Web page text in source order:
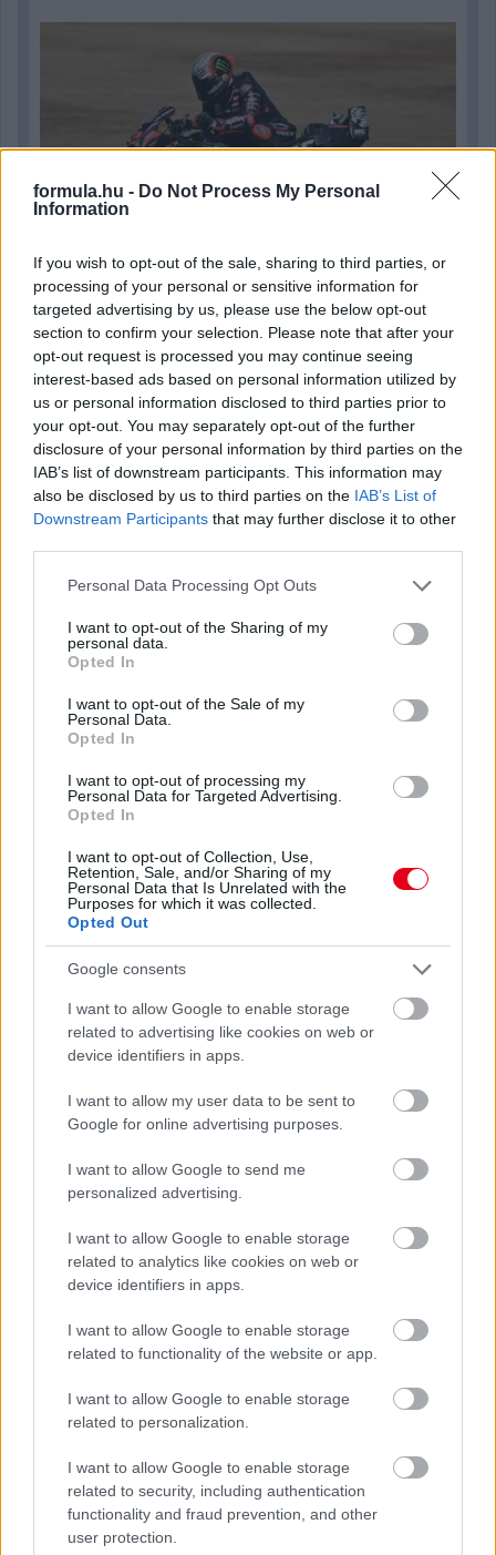
formula.hu - Do Not Process My Personal
Information
If you wish to opt-out of the sale, sharing to third parties, or
processing of your personal or sensitive information for
targeted advertising by us, please use the below opt-out
section to confirm your selection. Please note that after your
opt-out request is processed you may continue seeing
interest-based ads based on personal information utilized by
us or personal information disclosed to third parties prior to
your opt-out. You may separately opt-out of the further
disclosure of your personal information by third parties on the
IAB’s list of downstream participants. This information may
also be disclosed by us to third parties on the IAB’s List of
Downstream Participants that may further disclose it to other
Please note that this website/app uses one or more Google
not limited to your visit or usage behaviour. You may click to
grant or deny consent to Google and its third-party tags to
use your data for below specified purposes in below Google
consent section.
Personal Data Processing Opt Outs
I want to opt-out of the Sharing of my
personal data.
Opted In
I want to opt-out of the Sale of my
Personal Data.
Opted In
I want to opt-out of processing my
Personal Data for Targeted Advertising.
Opted In
I want to opt-out of Collection, Use,
Retention, Sale, and/or Sharing of my
Personal Data that Is Unrelated with the
Purposes for which it was collected.
Opted Out
Google consents
I want to allow Google to enable storage
related to advertising like cookies on web or
device identifiers in apps.
I want to allow my user data to be sent to
Google for online advertising purposes.
I want to allow Google to send me
personalized advertising.
I want to allow Google to enable storage
related to analytics like cookies on web or
device identifiers in apps.
I want to allow Google to enable storage
related to functionality of the website or app.
I want to allow Google to enable storage
related to personalization.
I want to allow Google to enable storage
related to security, including authentication
functionality and fraud prevention, and other
user protection.
5 órája
Sajtó: Az Aston Martintól érkezik Lambiase utódja a Red
Bullhoz?
Óriási bevétel-visszaesést könyvelhetett el az F1 a
második negyedévben
Kerékpáros világbajnokságra kvalifikálta magát Bottas az